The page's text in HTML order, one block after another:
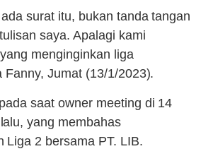
surat itu, bukan tanda tangan
saya. Apalagi kami
menginginkan liga
Fanny, Jumat (13/1/2023).
saat owner meeting di 14
yang membahas
Liga 2 bersama PT. LIB.